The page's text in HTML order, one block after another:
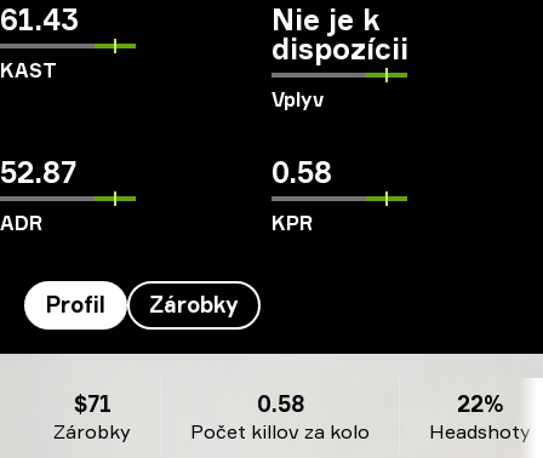
61.43
KAST
Nie je k
dispozícii
Vplyv
52.87
ADR
0.58
KPR
Profil Zárobky
Zárobky
$71
Počet killov za kolo
0.58
Headshoty
22%